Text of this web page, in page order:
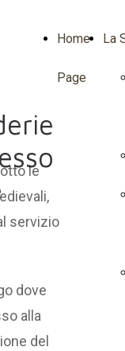
Home
Page
La
le
servizio
dove
alla
del